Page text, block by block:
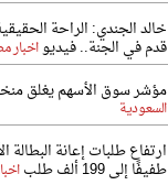
خالد الجندي: الراحة
قدم في الجنة.. فيديواخبار
مؤشر سوق الأسهم يغلق
السعودية
ارتفاع طلبات إعانة البطالة
طفيفًا إلى 199 ألف طلب